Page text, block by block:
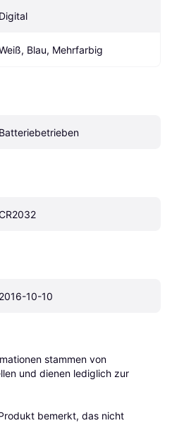
Digital
Blau, Mehrfarbig
Batteriebetrieben
2016-10-10
stammen von
und dienen lediglich zur
bemerkt, das nicht